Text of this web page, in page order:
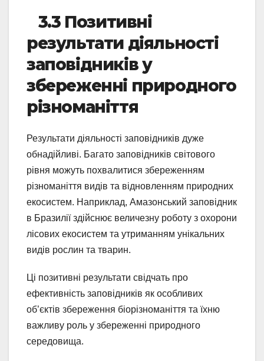
3.3 Позитивні
результати діяльності
заповідників у
збереженні природного
різноманіття
Результати діяльності заповідників дуже
обнадійливі. Багато заповідників світового
рівня можуть похвалитися збереженням
різноманіття видів та відновленням природних
екосистем. Наприклад, Амазонський заповідник
в Бразилії здійснює величезну роботу з охорони
лісових екосистем та утриманням унікальних
видів рослин та тварин.
Ці позитивні результати свідчать про
ефективність заповідників як особливих
об’єктів збереження біорізноманіття та їхню
важливу роль у збереженні природного
середовища.